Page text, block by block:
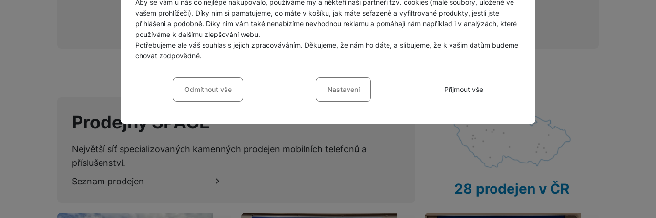
Aby se vám u nás co nejlépe nakupovalo, používáme my a někteří naši partneři tzv. cookies (malé soubory, uložené ve
vašem prohlížeči). Díky nim si pamatujeme, co máte v košíku, jak máte seřazené a vyfiltrované produkty, jestli jste
přihlášeni a podobně. Díky nim vám také nenabízíme nevhodnou reklamu a pomáhají nám například i v analýzách, které
používáme k dalšímu zlepšování webu.
Potřebujeme ale váš souhlas s jejich zpracováváním. Děkujeme, že nám ho dáte, a slibujeme, že k vašim datům budeme
chovat zodpovědně.
Nastavení souhlasů s kategoriemi cookies
bez těchto cookies náš web nebude fungovat
VŽDY AKTIVNÍ
Technické cookies umožňují váš průchod nákupním košíkem, porovnávání produktů a další nezbytné funkce.
abyste nemuseli vše nastavovat znovu a abyste se s námi mohli spojit např. pomocí
chatu.
Díky těmto cookies vám práci s naším webem dokážeme ještě zpříjemnit. Dokážeme si zapamatovat vaše nastavení,
Odmítnout vše Nastavení Přijmout vše
Zobrazit všechny
Prodejny SPACE
Největší síť specializovaných kamenných prodejen mobilních telefonů a
příslušenství.
Seznam prodejen
28 prodejen v ČR